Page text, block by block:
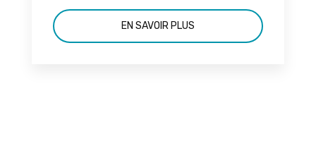
EN SAVOIR PLUS